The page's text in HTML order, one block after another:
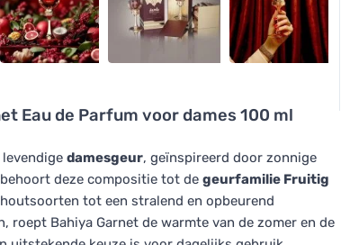
Eau de Parfum voor dames 100 ml
levendige damesgeur, geïnspireerd door zonnige
deze compositie tot de geurfamilie Fruitig
tot een stralend en opbeurend
roept Bahiya Garnet de warmte van de zomer en de